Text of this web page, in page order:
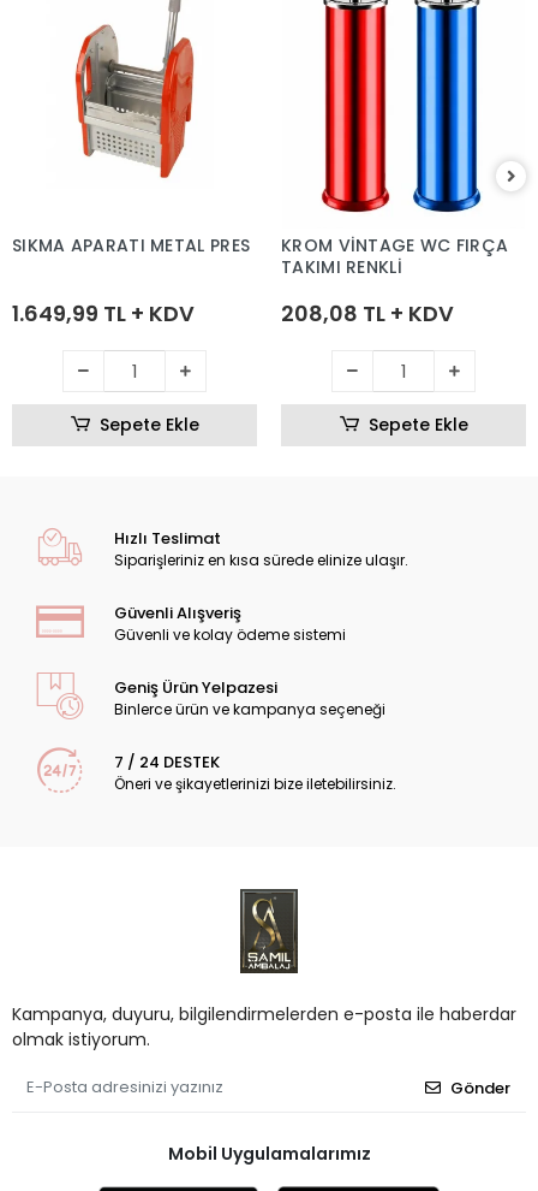
SIKMA APARATI METAL PRES
1.649,99 TL + KDV
Sepete Ekle
KROM VİNTAGE WC FIRÇA
TAKIMI RENKLİ
208,08 TL + KDV
Sepete Ekle
Hızlı Teslimat
Siparişleriniz en kısa sürede elinize ulaşır.
Güvenli Alışveriş
Güvenli ve kolay ödeme sistemi
Geniş Ürün Yelpazesi
Binlerce ürün ve kampanya seçeneği
7 / 24 DESTEK
Öneri ve şikayetlerinizi bize iletebilirsiniz.
Kampanya, duyuru, bilgilendirmelerden e-posta ile haberdar
olmak istiyorum.
Gönder
Mobil Uygulamalarımız